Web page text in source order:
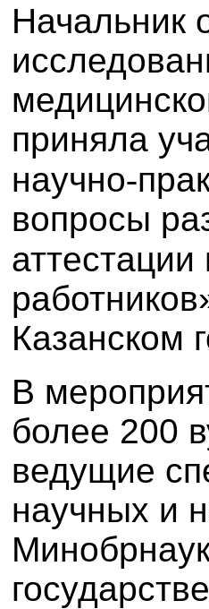
Начальник
приняла
научно‑
вопросы
Казанском
В
более 200
ведущие
научных и